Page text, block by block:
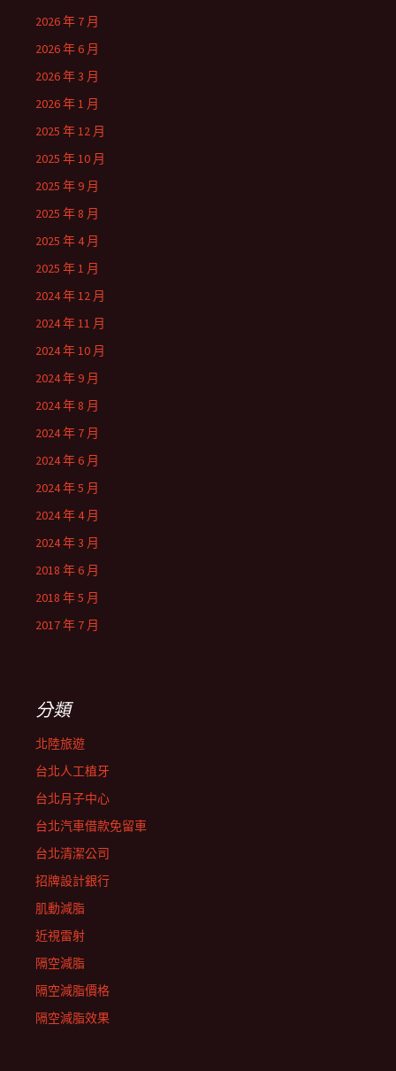
2026 年 7 月
2026 年 6 月
2026 年 3 月
2026 年 1 月
2025 年 12 月
2025 年 10 月
2025 年 9 月
2025 年 8 月
2025 年 4 月
2025 年 1 月
2024 年 12 月
2024 年 11 月
2024 年 10 月
2024 年 9 月
2024 年 8 月
2024 年 7 月
2024 年 6 月
2024 年 5 月
2024 年 4 月
2024 年 3 月
2018 年 6 月
2018 年 5 月
2017 年 7 月
分類
北陸旅遊
台北人工植牙
台北月子中心
台北汽車借款免留車
台北清潔公司
招牌設計銀行
肌動減脂
近視雷射
隔空減脂
隔空減脂價格
隔空減脂效果